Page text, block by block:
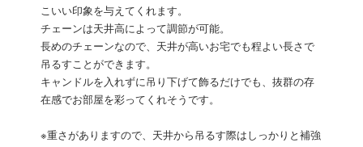
こいい印象を与えてくれます。
チェーンは天井高によって調節が可能。
長めのチェーンなので、天井が高いお宅でも程よい長さで
吊るすことができます。
キャンドルを入れずに吊り下げて飾るだけでも、抜群の存
在感でお部屋を彩ってくれそうです。
※重さがありますので、天井から吊るす際はしっかりと補強